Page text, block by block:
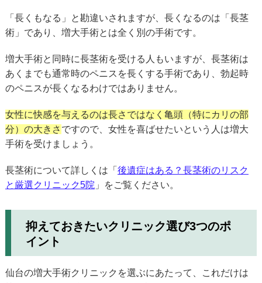
「長くもなる」と勘違いされますが、長くなるのは「長茎
術」であり、増大手術とは全く別の手術です。
増大手術と同時に長茎術を受ける人もいますが、長茎術は
あくまでも通常時のペニスを長くする手術であり、勃起時
のペニスが長くなるわけではありません。
女性に快感を与えるのは長さではなく亀頭（特にカリの部
分）の大きさ ですので、女性を喜ばせたいという人は増大
手術を受けましょう。
長茎術について詳しくは「 後遺症はある？長茎術のリスク
と厳選クリニック5院 」をご覧ください。
抑えておきたいクリニック選び3つのポ
イント
仙台の増大手術クリニックを選ぶにあたって、これだけは